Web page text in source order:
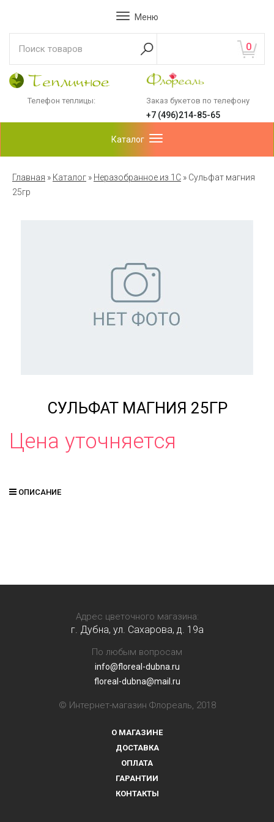
Меню
0
Телефон теплицы: Заказ букетов по телефону
+7 (496)214-85-65
Каталог
Главная » Каталог » Неразобранное из 1С » Сульфат магния
25гр
СУЛЬФАТ МАГНИЯ 25ГР
Цена уточняется
ОПИСАНИЕ
Адрес цветочного магазина:
г. Дубна, ул. Сахарова, д. 19a
По любым вопросам
info@floreal-dubna.ru
floreal-dubna@mail.ru
© Интернет-магазин Флореаль, 2018
О МАГАЗИНЕ
ДОСТАВКА
ОПЛАТА
ГАРАНТИИ
КОНТАКТЫ